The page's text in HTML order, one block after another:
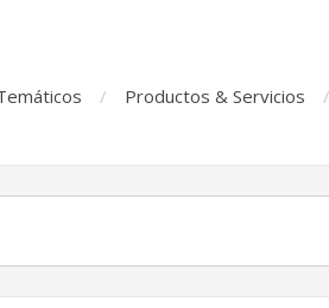
Productos & Servicios